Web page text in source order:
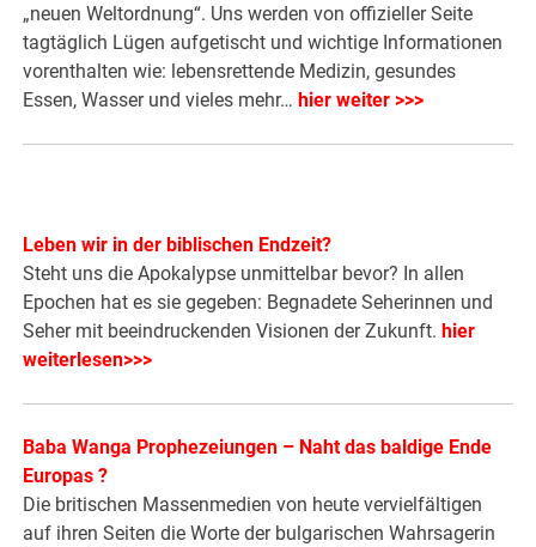
„neuen Weltordnung“. Uns werden von offizieller Seite
tagtäglich Lügen aufgetischt und wichtige Informationen
vorenthalten wie: lebensrettende Medizin, gesundes
Essen, Wasser und vieles mehr… hier weiter >>>
Leben wir in der biblischen Endzeit?
Steht uns die Apokalypse unmittelbar bevor? In allen
Epochen hat es sie gegeben: Begnadete Seherinnen und
Seher mit beeindruckenden Visionen der Zukunft. hier
weiterlesen>>>
Baba Wanga Prophezeiungen – Naht das baldige Ende
Europas ?
Die britischen Massenmedien von heute vervielfältigen
auf ihren Seiten die Worte der bulgarischen Wahrsagerin